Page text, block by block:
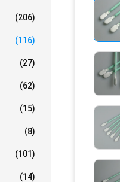
(206)
(116)
(27)
(62)
(15)
(8)
(101)
(14)